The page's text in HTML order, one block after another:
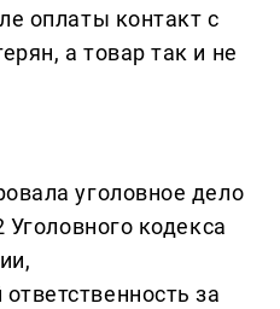
оплаты контакт с
а товар так и не
уголовное дело
Уголовного кодекса
за